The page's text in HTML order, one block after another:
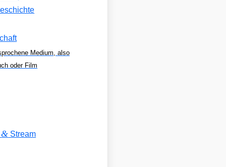
Medium, also
oder Film
& Stream